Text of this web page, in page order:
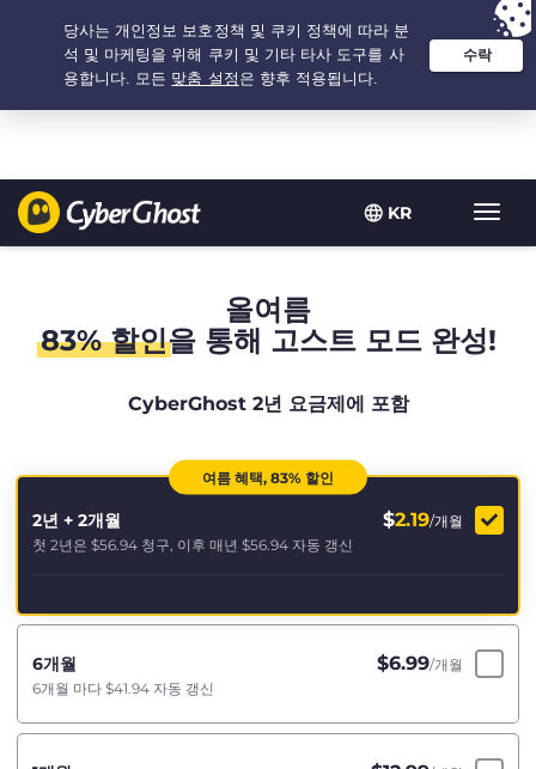
KR
탐
색
추천 옵션: 최저가 - 2.1666666666667년 $ 2.19 /개월
올여름
83% 할인을 통해 고스트 모드 완성!
CyberGhost 2년 요금제에 포함
여름 혜택, 83% 할인
2년 + 2개월 $2.19/개월
첫 2년은 $56.94 청구, 이후 매년 $56.94 자동 갱신
6개월 $6.99/개월
6개월 마다 $41.94 자동 갱신